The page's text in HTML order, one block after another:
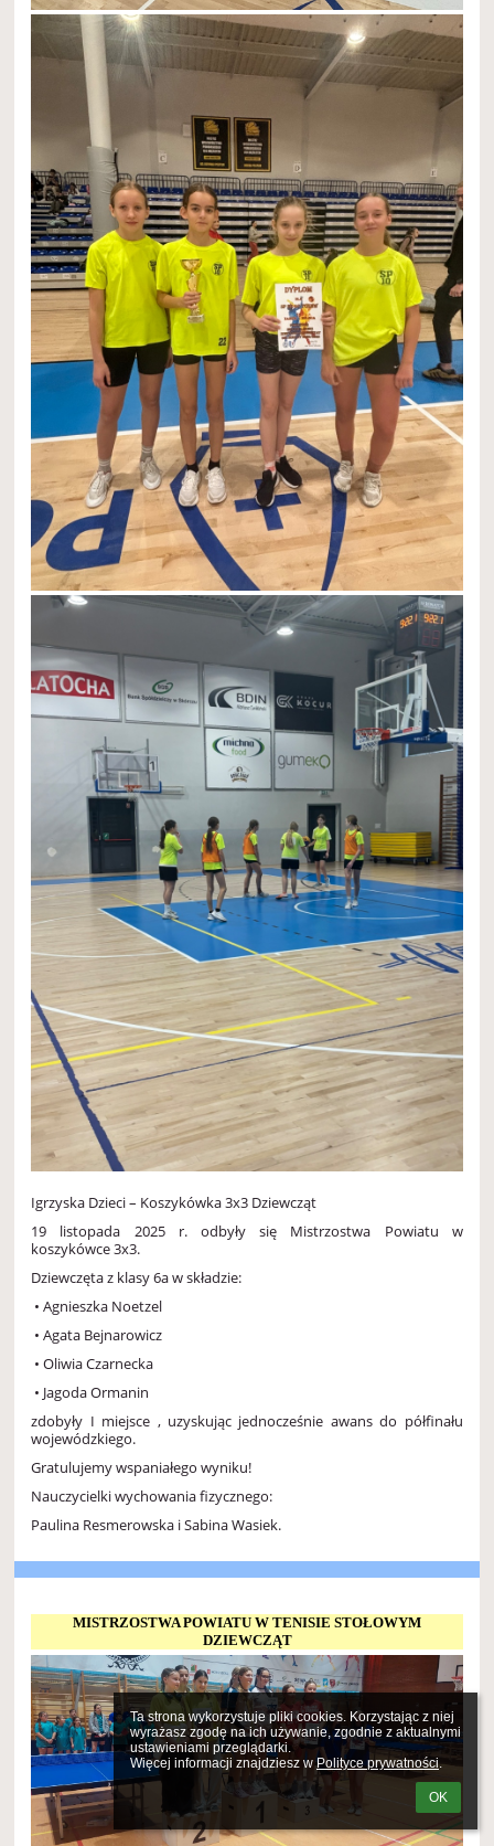
Ta strona wykorzystuje pliki cookies. Korzystając z niej
wyrażasz zgodę na ich używanie, zgodnie z aktualnymi
ustawieniami przeglądarki.
Więcej informacji znajdziesz w Polityce prywatności.
OK
Igrzyska Dzieci – Koszykówka 3x3 Dziewcząt
19 listopada 2025 r. odbyły się Mistrzostwa Powiatu w
koszykówce 3x3.
Dziewczęta z klasy 6a w składzie:
• Agnieszka Noetzel
• Agata Bejnarowicz
• Oliwia Czarnecka
• Jagoda Ormanin
zdobyły I miejsce , uzyskując jednocześnie awans do półfinału
wojewódzkiego.
Gratulujemy wspaniałego wyniku!
Nauczycielki wychowania fizycznego:
Paulina Resmerowska i Sabina Wasiek.
MISTRZOSTWA POWIATU W TENISIE STOŁOWYM
DZIEWCZĄT